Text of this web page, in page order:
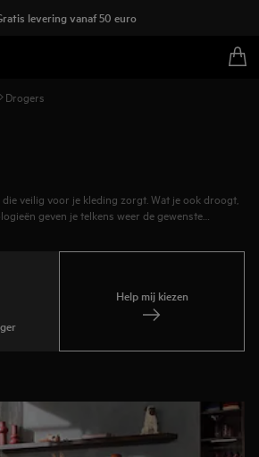
levering vanaf 50 euro
Drogers
veilig voor je kleding zorgt. Wat je ook droogt,
geven je telkens weer de gewenste
met een droger van AEG en laat je kleding
Help mij kiezen